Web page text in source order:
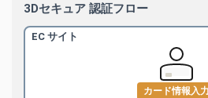
3Dセキュア 認証フロー
EC サイト
カード情報入力